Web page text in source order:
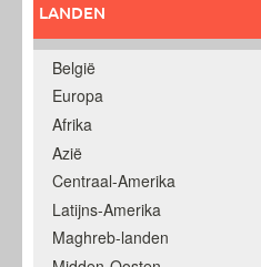
LANDEN
België
Europa
Afrika
Azië
Centraal-Amerika
Latijns-Amerika
Maghreb-landen